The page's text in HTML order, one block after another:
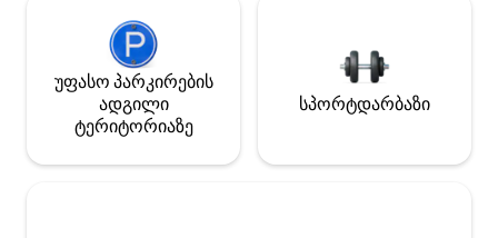
უფასო პარკირების
ადგილი
ტერიტორიაზე
სპორტდარბაზი